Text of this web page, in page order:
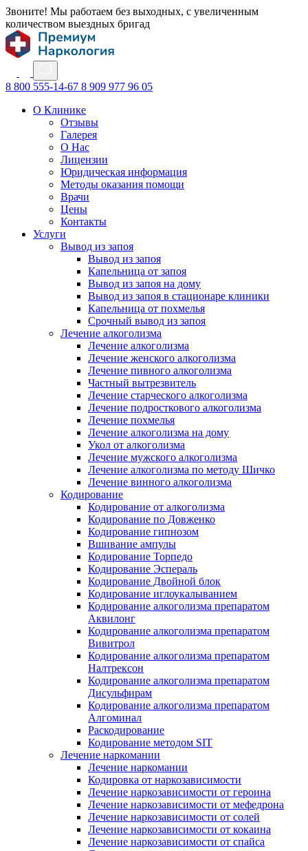
Звоните! Мы работаем без выходных, с увеличенным
количеством выездных бригад
8 800 555-14-67 8 909 977 96 05
О Клинике
Отзывы
Галерея
О Нас
Лицензии
Юридическая информация
Методы оказания помощи
Врачи
Цены
Контакты
Услуги
Вывод из запоя
Вывод из запоя
Капельница от запоя
Вывод из запоя на дому
Вывод из запоя в стационаре клиники
Капельница от похмелья
Срочный вывод из запоя
Лечение алкоголизма
Лечение алкоголизма
Лечение женского алкоголизма
Лечение пивного алкоголизма
Частный вытрезвитель
Лечение старческого алкоголизма
Лечение подросткового алкоголизма
Лечение похмелья
Лечение алкоголизма на дому
Укол от алкоголизма
Лечение мужского алкоголизма
Лечение алкоголизма по методу Шичко
Лечение винного алкоголизма
Кодирование
Кодирование от алкоголизма
Кодирование по Довженко
Кодирование гипнозом
Вшивание ампулы
Кодирование Торпедо
Кодирование Эспераль
Кодирование Двойной блок
Кодирование иглоукалыванием
Кодирование алкоголизма препаратом
Аквилонг
Кодирование алкоголизма препаратом
Вивитрол
Кодирование алкоголизма препаратом
Налтрексон
Кодирование алкоголизма препаратом
Дисульфирам
Кодирование алкоголизма препаратом
Алгоминал
Раскодирование
Кодирование методом SIT
Лечение наркомании
Лечение наркомании
Кодировка от наркозависимости
Лечение наркозависимости от героина
Лечение наркозависимости от мефедрона
Лечение наркозависимости от солей
Лечение наркозависимости от кокаина
Лечение наркозависимости от спайса